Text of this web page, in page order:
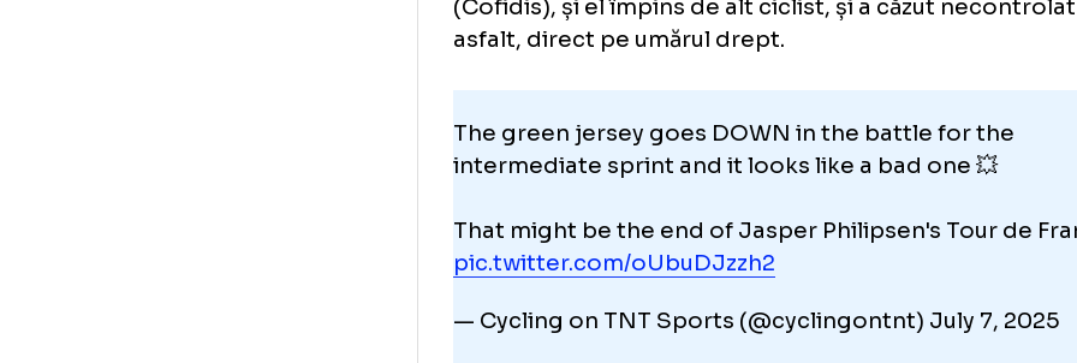
imediat că e grav”
Philipsen a fost dezechilibrat de francezul
(Cofidis), și el împins de alt ciclist, și a căzut
asfalt, direct pe umărul drept.